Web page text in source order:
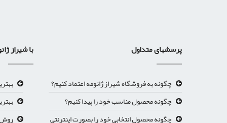
پرسشهای متداول
چگونه به فروشگاه شیراز ژانومه اعتماد کنیم؟
چگونه محصول مناسب خود را پیدا کنیم؟
چگونه محصول انتخابی خود را بصورت اینترنتی
با شیراز
روش